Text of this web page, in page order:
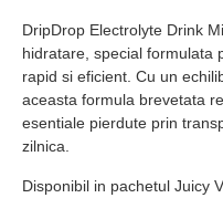
DripDrop Electrolyte Drink
hidratare, special formulata
rapid si eficient. Cu un
aceasta formula brevetata
esentiale pierdute prin
zilnica.
Disponibil in pachetul Juicy